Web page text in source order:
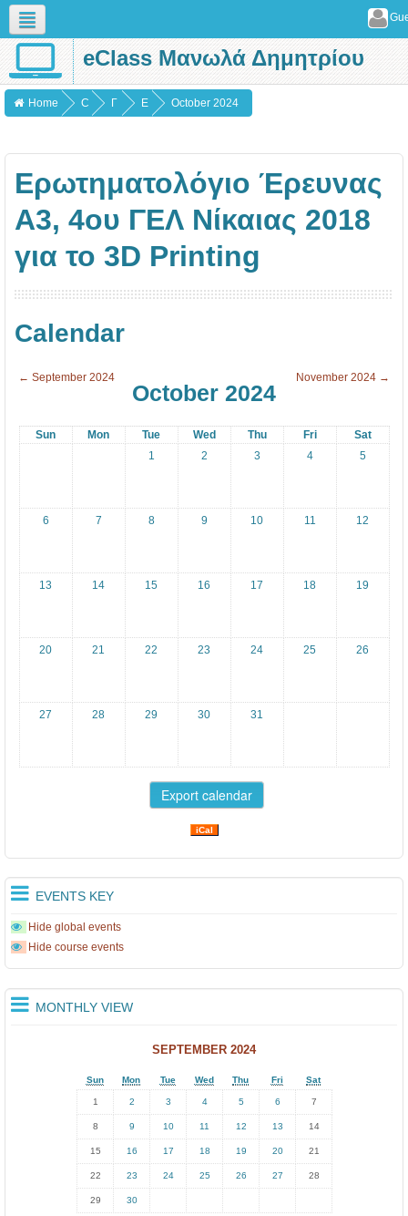
English (en) eClass Μανωλά Δημητρίου
Home
C
u
r
e
s
Γ
Ν
Ι
Α
Ε
ω
τ
γ
ο
ε
α
Α
4
υ
ι
October 2024
Ερωτηματολόγιο Έρευνας
Α3, 4ου ΓΕΛ Νίκαιας 2018
για το 3D Printing
Calendar
← September 2024
October 2024
November 2024 →
Sun Mon Tue Wed Thu Fri
Sat
1
2 3 4 5
6 7 8 9 10 11 12
13 14 15 16 17 18 19
20 21 22 23 24 25 26
27 28 29 30 31
iCal
EVENTS KEY
Hide global events
Hide course events
MONTHLY VIEW
SEPTEMBER 2024
Sun Mon Tue Wed Thu Fri Sat
1 2 3 4 5 6 7
8 9 10 11 12 13 14
15 16 17 18 19 20 21
22 23 24 25 26 27 28
29 30